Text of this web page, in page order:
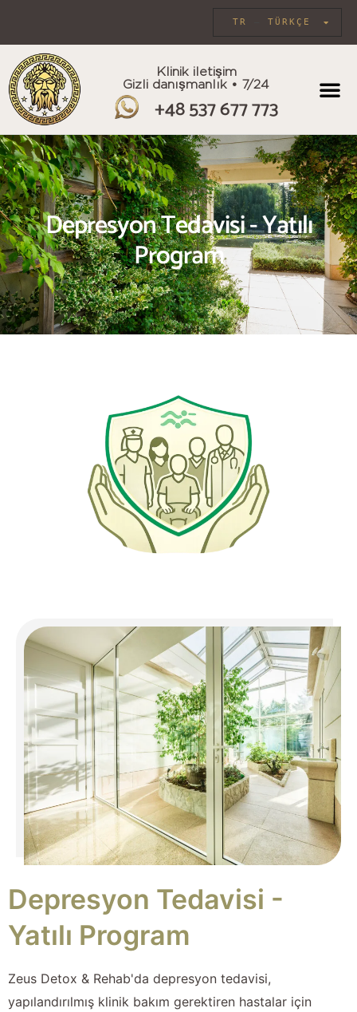
TÜRKÇE
TR
Klinik iletişim
Gizli danışmanlık • 7/24
+48 537 677 773
Depresyon Tedavisi - Yatılı
Program
Depresyon Tedavisi -
Yatılı Program
Zeus Detox & Rehab'da depresyon tedavisi,
yapılandırılmış klinik bakım gerektiren hastalar için